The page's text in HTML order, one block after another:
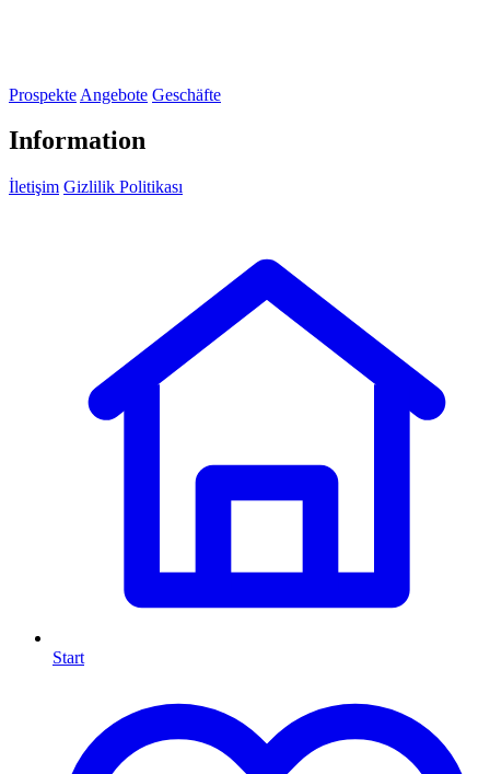
Prospekte Angebote Geschäfte
Information
İletişim Gizlilik Politikası
Start